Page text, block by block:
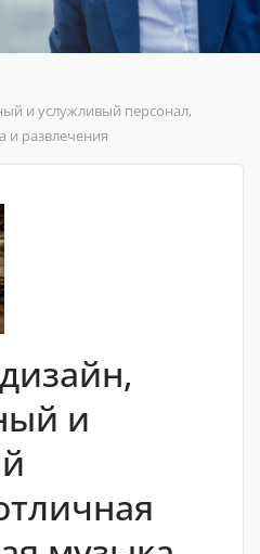
и услужливый персонал,
и развлечения
и